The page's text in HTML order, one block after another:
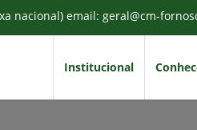
nacional) email: geral@cm-
Institucional